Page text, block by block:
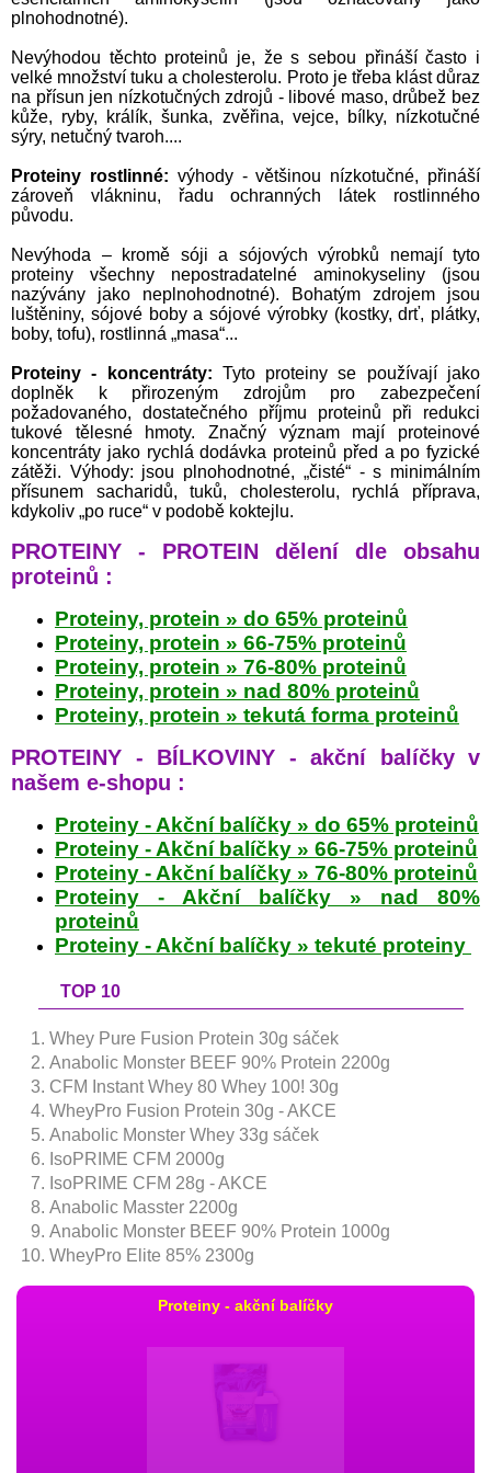
plnohodnotné).
Nevýhodou těchto proteinů je, že s sebou přináší často i
velké množství tuku a cholesterolu. Proto je třeba klást důraz
na přísun jen nízkotučných zdrojů - libové maso, drůbež bez
kůže, ryby, králík, šunka, zvěřina, vejce, bílky, nízkotučné
sýry, netučný tvaroh....
Proteiny rostlinné: výhody - většinou nízkotučné, přináší
zároveň vlákninu, řadu ochranných látek rostlinného
původu.
Nevýhoda – kromě sóji a sójových výrobků nemají tyto
proteiny všechny nepostradatelné aminokyseliny (jsou
nazývány jako neplnohodnotné). Bohatým zdrojem jsou
luštěniny, sójové boby a sójové výrobky (kostky, drť, plátky,
boby, tofu), rostlinná „masa“...
Proteiny - koncentráty: Tyto proteiny se používají jako
doplněk k přirozeným zdrojům pro zabezpečení
požadovaného, dostatečného příjmu proteinů při redukci
tukové tělesné hmoty. Značný význam mají proteinové
koncentráty jako rychlá dodávka proteinů před a po fyzické
zátěži. Výhody: jsou plnohodnotné, „čisté“ - s minimálním
přísunem sacharidů, tuků, cholesterolu, rychlá příprava,
kdykoliv „po ruce“ v podobě koktejlu.
PROTEINY - PROTEIN dělení dle obsahu
proteinů :
Proteiny, protein » do 65% proteinů
Proteiny, protein » 66-75% proteinů
Proteiny, protein » 76-80% proteinů
Proteiny, protein » nad 80% proteinů
Proteiny, protein » tekutá forma proteinů
PROTEINY - BÍLKOVINY - akční balíčky v
našem e-shopu :
Proteiny - Akční balíčky » do 65% proteinů
Proteiny - Akční balíčky » 66-75% proteinů
Proteiny - Akční balíčky » 76-80% proteinů
Proteiny - Akční balíčky » nad 80%
proteinů
Proteiny - Akční balíčky » tekuté proteiny
TOP 10
Whey Pure Fusion Protein 30g sáček
Anabolic Monster BEEF 90% Protein 2200g
CFM Instant Whey 80 Whey 100! 30g
WheyPro Fusion Protein 30g - AKCE
Anabolic Monster Whey 33g sáček
IsoPRIME CFM 2000g
IsoPRIME CFM 28g - AKCE
Anabolic Masster 2200g
Anabolic Monster BEEF 90% Protein 1000g
WheyPro Elite 85% 2300g